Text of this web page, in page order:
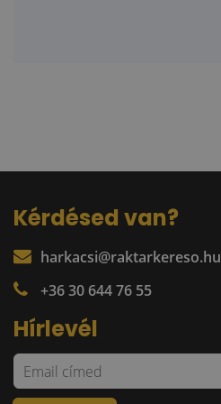
Kérdésed van?
harkacsi@raktarkereso.hu
+36 30 644 76 55
Hírlevél